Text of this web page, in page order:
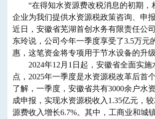
“在得知水资源费改税消息的初期，
企业为我们提供水资源税政策咨询、申
近日，安徽省芜湖首创水务有限责任公
东玲说，公司今年一季度享受了3.5万元
惠，这笔资金将专项用于节水设备的升级
2024年12月1日起，安徽省全面实施
点，2025年一季度是水资源税改革后首
了解，一季度，安徽省共有3000余户水
成申报，实现水资源税收入1.35亿元，
源费收入增长6.7%。其中，工商业和城